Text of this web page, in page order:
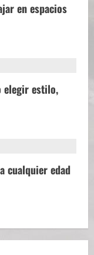
en espacios
elegir estilo,
cualquier edad